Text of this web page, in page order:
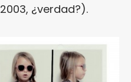
¿verdad?).